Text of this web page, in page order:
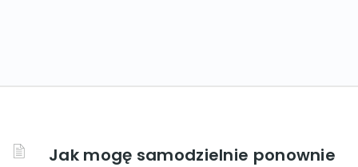
Jak mogę samodzielnie ponownie